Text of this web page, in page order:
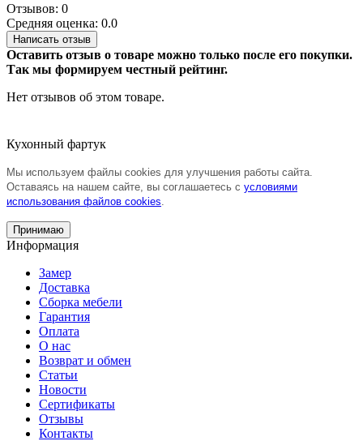
Отзывов: 0
Средняя оценка: 0.0
Написать отзыв
Оставить отзыв о товаре можно только после его покупки.
Так мы формируем честный рейтинг.
Нет отзывов об этом товаре.
Кухонный фартук
Мы используем файлы cookies для улучшения работы сайта.
Оставаясь на нашем сайте, вы соглашаетесь с условиями
использования файлов cookies
Принимаю
Информация
Замер
Доставка
Сборка мебели
Гарантия
Оплата
О нас
Возврат и обмен
Статьи
Новости
Сертификаты
Отзывы
Контакты